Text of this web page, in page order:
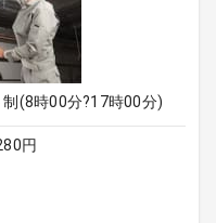
(8時00分?17時00分)
円